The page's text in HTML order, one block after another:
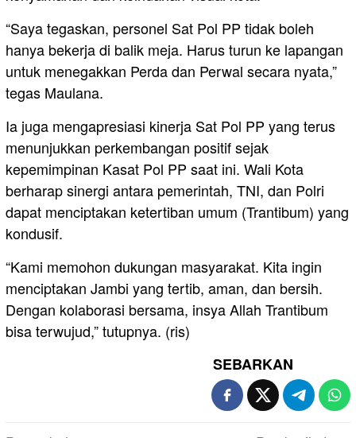
“Saya tegaskan, personel Sat Pol PP tidak boleh
hanya bekerja di balik meja. Harus turun ke lapangan
untuk menegakkan Perda dan Perwal secara nyata,”
tegas Maulana.
Ia juga mengapresiasi kinerja Sat Pol PP yang terus
menunjukkan perkembangan positif sejak
kepemimpinan Kasat Pol PP saat ini. Wali Kota
berharap sinergi antara pemerintah, TNI, dan Polri
dapat menciptakan ketertiban umum (Trantibum) yang
kondusif.
“Kami memohon dukungan masyarakat. Kita ingin
menciptakan Jambi yang tertib, aman, dan bersih.
Dengan kolaborasi bersama, insya Allah Trantibum
bisa terwujud,” tutupnya. (ris)
SEBARKAN